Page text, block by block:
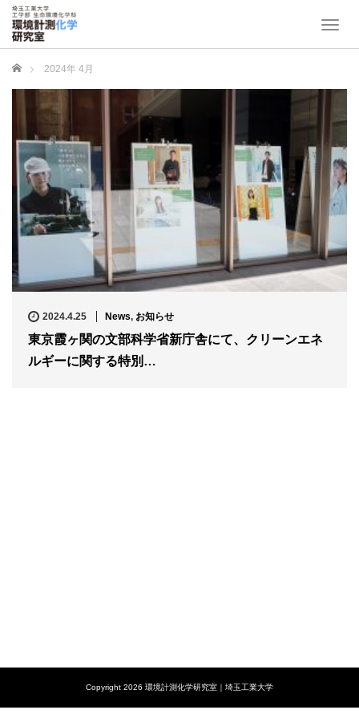
T
l
n
i
g
a
t
o
n
ホーム 2024年 4月
2024.4.25 News, お知らせ
東京霞ヶ関の文部科学省新庁舎にて、クリーンエネ
ルギーに関する特別…
Copyright 2026 環境計測化学研究室｜埼玉工業大学